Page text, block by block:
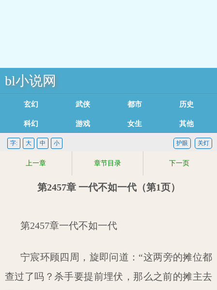
bl小说网
玄幻魔法 武侠修真 都市言情 历史军事
科幻灵异 游戏竞技 女生耽美 其他类型
足迹记录
字: 大 中 小 关灯
护眼
第2457章 一代不如一代（第1页）
上一章 章节目录 下一页
第2457章一代不如一代
宁宸环顾四周，旋即问道：“这两旁的摊位都
查过了吗？杀手要提前埋伏，那么之前的摊主去